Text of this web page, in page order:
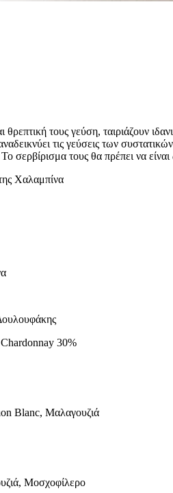
θρεπτική τους γεύση, ταιριάζουν
τις γεύσεις των
Το σερβίρισμα τους θα πρέπει να
Χαλαμπίνα
30%
Blanc, Μαλαγουζιά
Μοσχοφίλερο